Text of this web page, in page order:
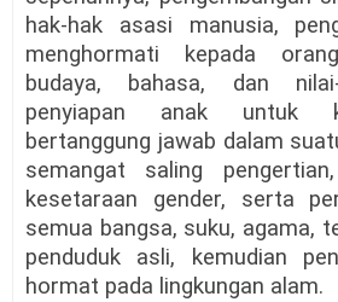
hak-hak asasi manusia,
menghormati kepada
budaya, bahasa, dan
penyiapan anak untuk
bertanggung jawab dalam
semangat saling
kesetaraan gender, serta
semua bangsa, suku, agama,
penduduk asli, kemudian
hormat pada lingkungan alam.